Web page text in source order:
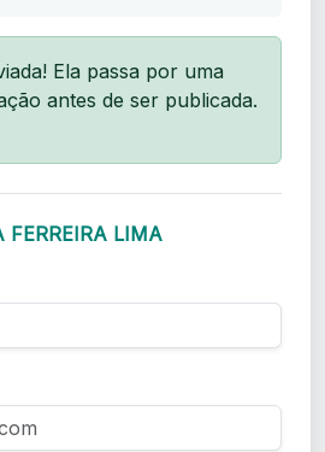
Ela passa por uma
antes de ser publicada.
FERREIRA LIMA